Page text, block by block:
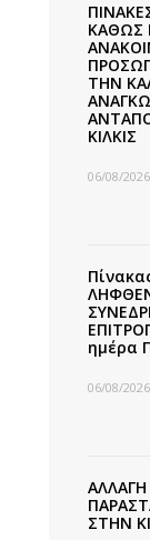
ΚΑΘΩΣ
ΤΗΝ
ΚΙΛΚΙΣ
06/08/
ημέρα
06/08/
ΣΤΗΝ